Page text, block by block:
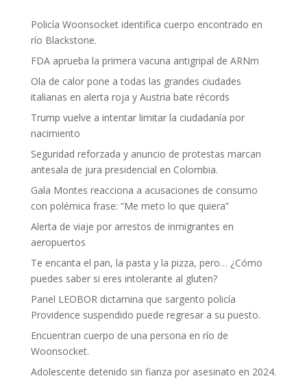
Policía Woonsocket identifica cuerpo encontrado en
río Blackstone.
FDA aprueba la primera vacuna antigripal de ARNm
Ola de calor pone a todas las grandes ciudades
italianas en alerta roja y Austria bate récords
Trump vuelve a intentar limitar la ciudadanía por
nacimiento
Seguridad reforzada y anuncio de protestas marcan
antesala de jura presidencial en Colombia.
Gala Montes reacciona a acusaciones de consumo
con polémica frase: “Me meto lo que quiera”
Alerta de viaje por arrestos de inmigrantes en
aeropuertos
Te encanta el pan, la pasta y la pizza, pero… ¿Cómo
puedes saber si eres intolerante al gluten?
Panel LEOBOR dictamina que sargento policía
Providence suspendido puede regresar a su puesto.
Encuentran cuerpo de una persona en río de
Woonsocket.
Adolescente detenido sin fianza por asesinato en 2024.